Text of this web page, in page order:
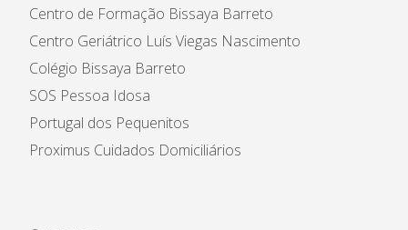
Centro de Formação Bissaya Barreto
Centro Geriátrico Luís Viegas Nascimento
Colégio Bissaya Barreto
SOS Pessoa Idosa
Portugal dos Pequenitos
Proximus Cuidados Domiciliários